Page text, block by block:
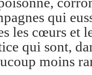
qui
les cœurs et
qui sont,
moins